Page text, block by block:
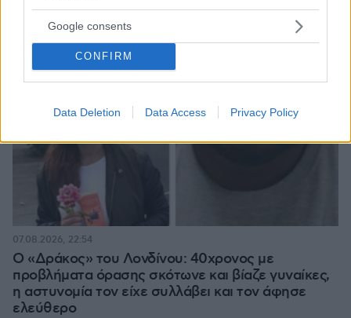
Google consents
CONFIRM
Data Deletion Data Access Privacy Policy
Ο «Δράκος» του Λονδίνου: 40χρονος με
προβλήματα όρασης σκότωνε και βίαζε γυναίκες,
η αστυνομία τον είχε συλλάβει και τον άφησε
ελεύθερο
07.08.2026, 22:54